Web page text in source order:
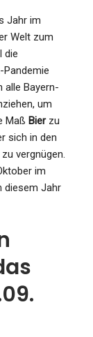
Jahr im
Welt zum
die
alle Bayern-
um
Maß Bierzu
sich in den
vergnügen.
im
diesem Jahr